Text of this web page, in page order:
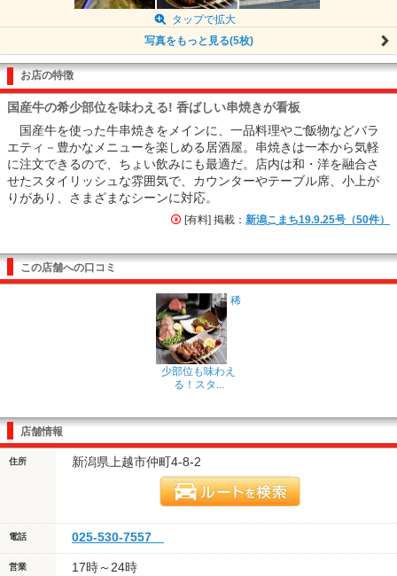
タップで拡大
写真をもっと見る(5枚)
お店の特徴
国産牛の希少部位を味わえる! 香ばしい串焼きが看板
国産牛を使った牛串焼きをメインに、一品料理やご飯物などバラ
エティ－豊かなメニューを楽しめる居酒屋。串焼きは一本から気軽
に注文できるので、ちょい飲みにも最適だ。店内は和・洋を融合さ
せたスタイリッシュな雰囲気で、カウンターやテーブル席、小上が
りがあり、さまざまなシーンに対応。
[有料] 掲載： 新潟こまち19.9.25号（50件）
この店舗への口コミ
稀
少部位も味わえ
る！スタ...
店舗情報
住所 新潟県上越市仲町4-8-2
電話 025-530-7557
営業 17時～24時